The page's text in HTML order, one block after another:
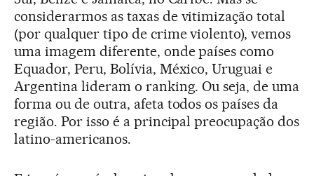
considerarmos as taxas de vitimização total
(por qualquer tipo de crime violento), vemos
uma imagem diferente, onde países como
Equador, Peru, Bolívia, México, Uruguai e
Argentina lideram o ranking. Ou seja, de uma
forma ou de outra, afeta todos os países da
região. Por isso é a principal preocupação dos
latino-americanos.